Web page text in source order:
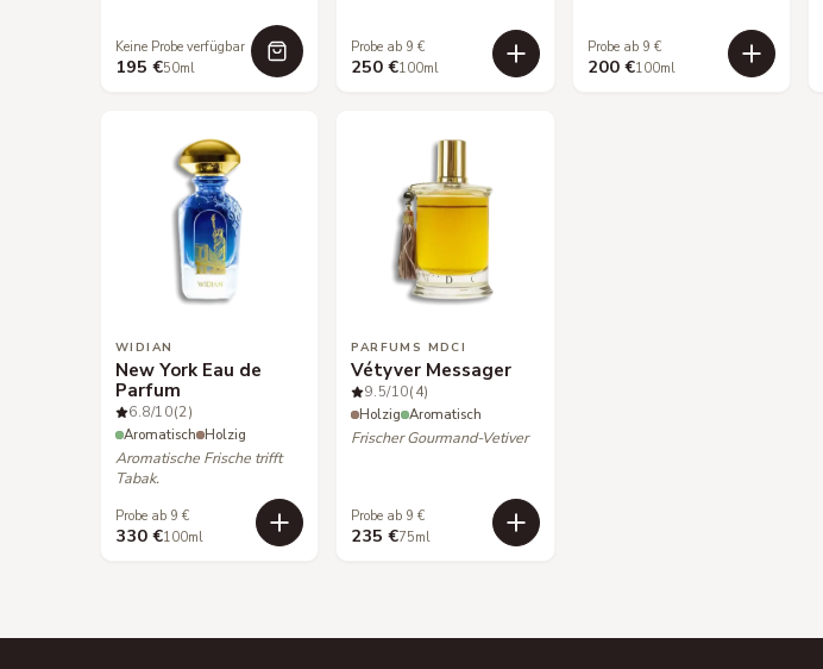
Keine Probe verfügbar
195 €50ml
Probe ab 9 €
250 €100ml
Probe ab 9 €
200 €100ml
WIDIAN
New York Eau de
Parfum
6.8/10(2)
Aromatisch Holzig
Aromatische Frische trifft
Tabak.
Probe ab 9 €
330 €100ml
PARFUMS MDCI
Vétyver Messager
9.5/10(4)
Holzig Aromatisch
Frischer Gourmand-Vetiver
Probe ab 9 €
235 €75ml